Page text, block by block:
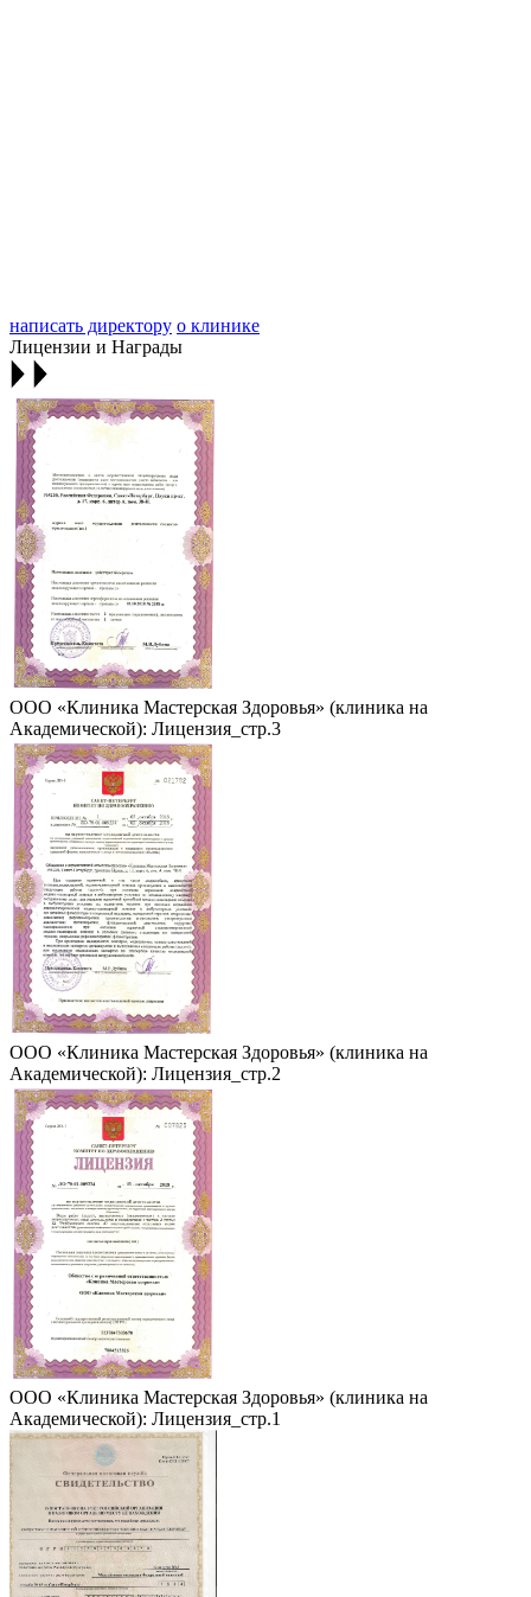
написать директору о клинике
Лицензии и Награды
ООО «Клиника Мастерская Здоровья» (клиника на
Академической): Лицензия_стр.3
ООО «Клиника Мастерская Здоровья» (клиника на
Академической): Лицензия_стр.2
ООО «Клиника Мастерская Здоровья» (клиника на
Академической): Лицензия_стр.1